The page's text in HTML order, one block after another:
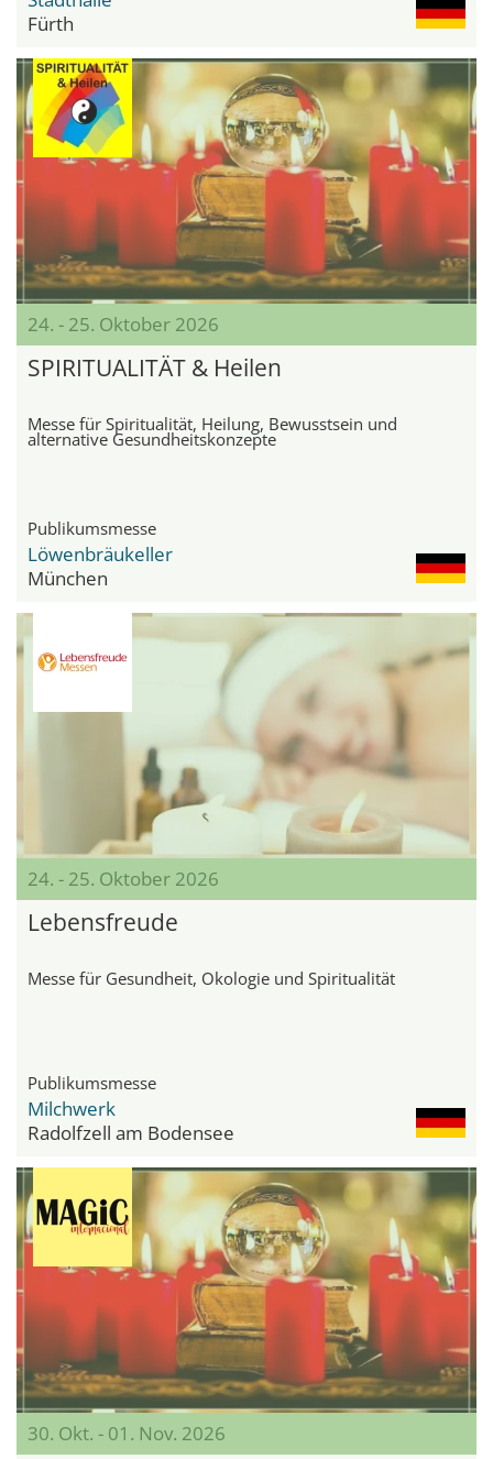
Fürth
24. - 25. Oktober 2026
SPIRITUALITÄT & Heilen
Messe für Spiritualität, Heilung, Bewusstsein und
alternative Gesundheitskonzepte
Publikumsmesse
Löwenbräukeller
München
24. - 25. Oktober 2026
Lebensfreude
Messe für Gesundheit, Ökologie und Spiritualität
Publikumsmesse
Milchwerk
Radolfzell am Bodensee
30. Okt. - 01. Nov. 2026